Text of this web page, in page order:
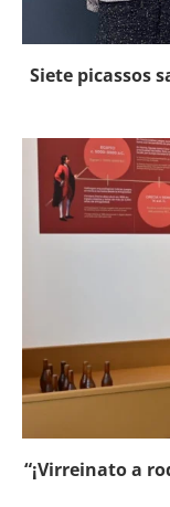
Siete picassos
“¡Virreinato a